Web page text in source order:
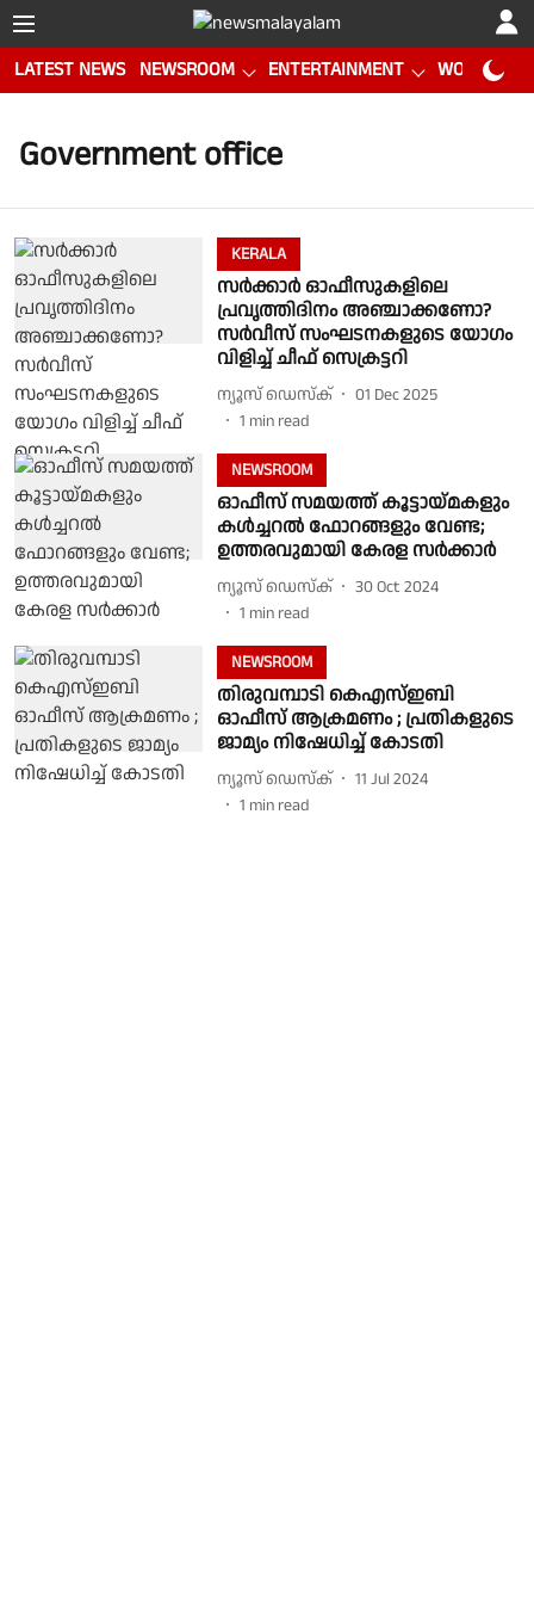
LATEST NEWS NEWSROOM ENTERTAINMENT WORLD CUP
Government office
KERALA
സർക്കാർ ഓഫീസുകളിലെ
പ്രവൃത്തിദിനം അഞ്ചാക്കണോ?
സർവീസ് സംഘടനകളുടെ യോഗം
വിളിച്ച് ചീഫ് സെക്രട്ടറി
ന്യൂസ് ഡെസ്ക്
01 Dec 2025
1 min read
NEWSROOM
ഓഫീസ് സമയത്ത് കൂട്ടായ്മകളും
കൾച്ചറൽ ഫോറങ്ങളും വേണ്ട;
ഉത്തരവുമായി കേരള സർക്കാർ
ന്യൂസ് ഡെസ്ക്
30 Oct 2024
1 min read
NEWSROOM
തിരുവമ്പാടി കെഎസ്ഇബി
ഓഫീസ് ആക്രമണം ; പ്രതികളുടെ
ജാമ്യം നിഷേധിച്ച് കോടതി
ന്യൂസ് ഡെസ്ക്
11 Jul 2024
1 min read